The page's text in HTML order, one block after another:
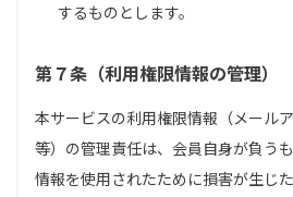
するものとします。
第７条（利用権限情報の管理）
本サービスの利用権限情報（メール
等）の管理責任は、会員自身が負う
情報を使用されたために損害が生じ